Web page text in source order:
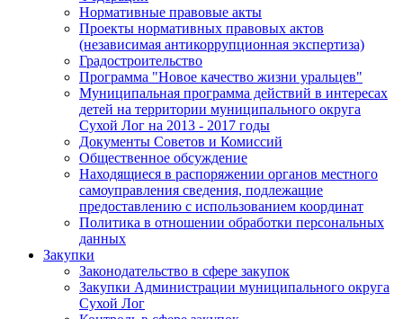
Нормативные правовые акты
Проекты нормативных правовых актов
(независимая антикоррупционная экспертиза)
Градостроительство
Программа "Новое качество жизни уральцев"
Муниципальная программа действий в интересах
детей на территории муниципального округа
Сухой Лог на 2013 - 2017 годы
Документы Советов и Комиссий
Общественное обсуждение
Находящиеся в распоряжении органов местного
самоуправления сведения, подлежащие
предоставлению с использованием координат
Политика в отношении обработки персональных
данных
Закупки
Законодательство в сфере закупок
Закупки Администрации муниципального округа
Сухой Лог